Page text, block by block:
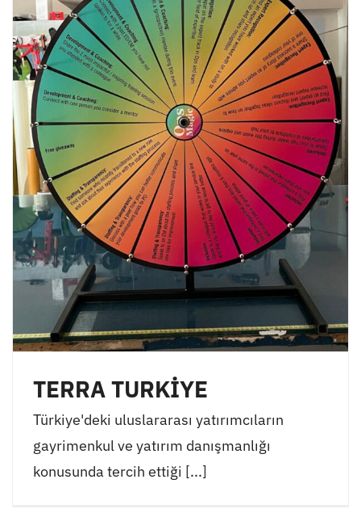
TERRA TURKİYE
Türkiye'deki uluslararası yatırımcıların
gayrimenkul ve yatırım danışmanlığı
konusunda tercih ettiği [...]